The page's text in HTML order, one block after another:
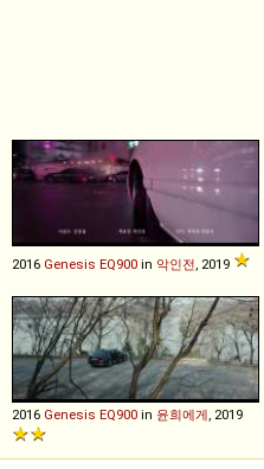
2016 Genesis EQ900 in 악인전, 2019
2016 Genesis EQ900 in 윤희에게, 2019